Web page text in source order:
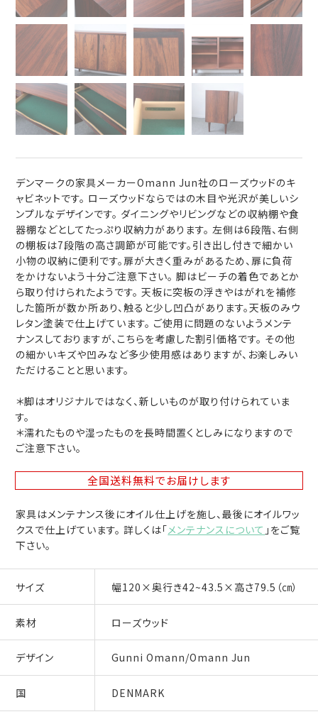
デンマークの家具メーカーOmann Jun社のローズウッドのキ
ャビネットです。 ローズウッドならではの木目や光沢が美しいシ
ンプルなデザインです。 ダイニングやリビングなどの収納棚や食
器棚などとしてたっぷり収納力があります。 左側は6段階、右側
の棚板は7段階の高さ調節が可能です。引き出し付きで細かい
小物の収納に便利です。扉が大きく重みがあるため、扉に負荷
をかけないよう十分ご注意下さい。 脚はビーチの着色であとか
ら取り付けられたようです。 天板に突板の浮きやはがれを補修
した箇所が数か所あり、触ると少し凹凸があります。天板のみウ
レタン塗装で仕上げています。 ご使用に問題のないようメンテ
ナンスしておりますが、こちらを考慮した割引価格です。 その他
の細かいキズや凹みなど多少使用感はありますが、お楽しみい
ただけることと思います。
＊脚はオリジナルではなく、新しいものが取り付けられていま
す。
＊濡れたものや湿ったものを長時間置くとしみになりますので
ご注意下さい。
全国送料無料でお届けします
家具はメンテナンス後にオイル仕上げを施し、最後にオイルワッ
クスで仕上げています。 詳しくは「メンテナンスについて 」をご覧
下さい。
サイズ 幅120×奥行き42~43.5×高さ79.5（㎝）
素材 ローズウッド
デザイン Gunni Omann/Omann Jun
国 DENMARK